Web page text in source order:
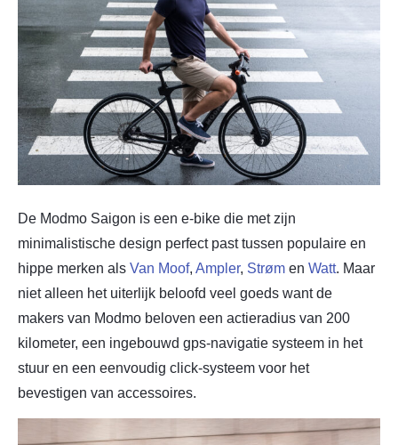
De Modmo Saigon is een e-bike die met zijn
minimalistische design perfect past tussen populaire en
hippe merken als Van Moof, Ampler, Strøm en Watt. Maar
niet alleen het uiterlijk beloofd veel goeds want de
makers van Modmo beloven een actieradius van 200
kilometer, een ingebouwd gps-navigatie systeem in het
stuur en een eenvoudig click-systeem voor het
bevestigen van accessoires.